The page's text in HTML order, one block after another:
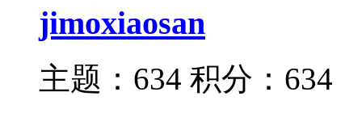
jimoxiaosan
主题：634 积分：634